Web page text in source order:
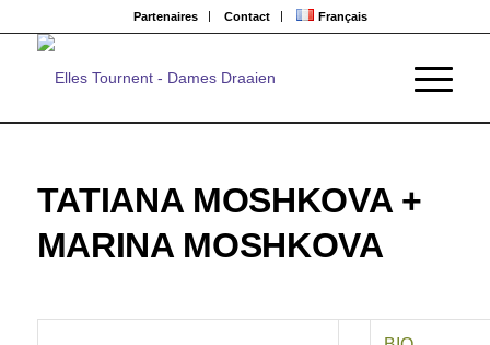
Partenaires Contact Français
TATIANA MOSHKOVA +
MARINA MOSHKOVA